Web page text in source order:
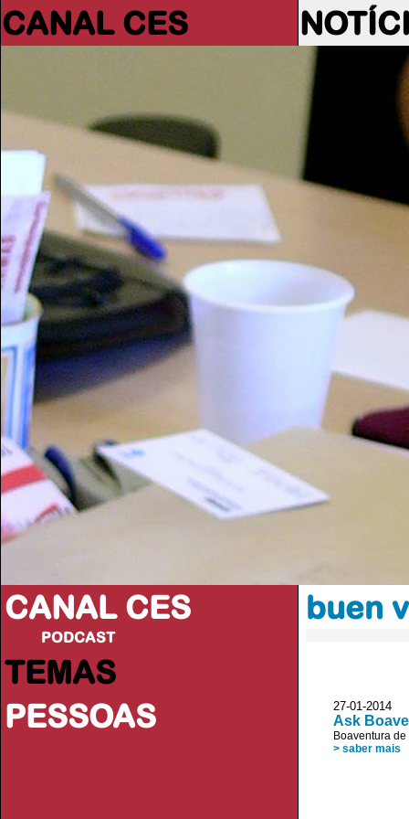
CANAL CES
CANAL CES
PODCAST
TEMAS
PESSOAS
buen
27-01-
Ask
Boaventura
> saber mais